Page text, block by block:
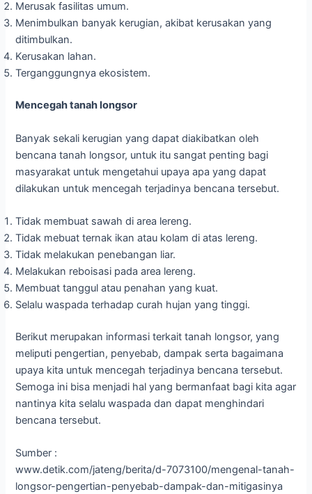
Merusak fasilitas umum.
Menimbulkan banyak kerugian, akibat kerusakan yang
ditimbulkan.
Kerusakan lahan.
Terganggungnya ekosistem.
Mencegah tanah longsor
Banyak sekali kerugian yang dapat diakibatkan oleh
bencana tanah longsor, untuk itu sangat penting bagi
masyarakat untuk mengetahui upaya apa yang dapat
dilakukan untuk mencegah terjadinya bencana tersebut.
Tidak membuat sawah di area lereng.
Tidak mebuat ternak ikan atau kolam di atas lereng.
Tidak melakukan penebangan liar.
Melakukan reboisasi pada area lereng.
Membuat tanggul atau penahan yang kuat.
Selalu waspada terhadap curah hujan yang tinggi.
Berikut merupakan informasi terkait tanah longsor, yang
meliputi pengertian, penyebab, dampak serta bagaimana
upaya kita untuk mencegah terjadinya bencana tersebut.
Semoga ini bisa menjadi hal yang bermanfaat bagi kita agar
nantinya kita selalu waspada dan dapat menghindari
bencana tersebut.
Sumber :
www.detik.com/jateng/berita/d-7073100/mengenal-tanah-
longsor-pengertian-penyebab-dampak-dan-mitigasinya